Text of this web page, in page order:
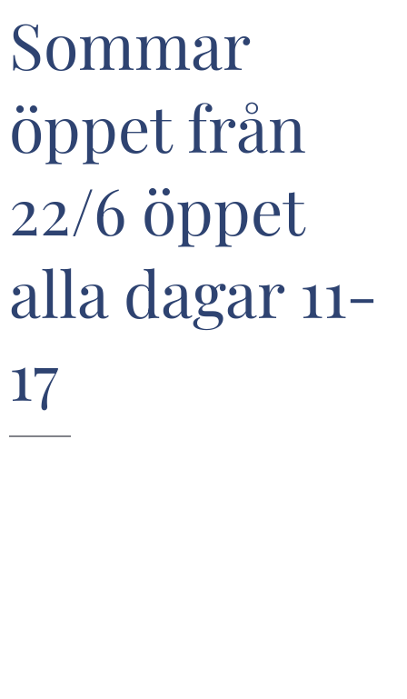
Sommar
öppet från
22/6 öppet
alla dagar 11-
17